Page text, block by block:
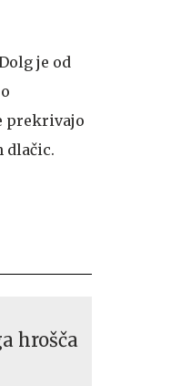
je od
prekrivajo
dlačic.
hrošča